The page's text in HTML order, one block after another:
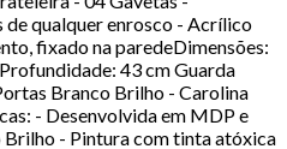
qualquer enrosco - Acrílico
fixado na paredeDimensões:
43 cm Guarda
Branco Brilho - Carolina
- Desenvolvida em MDP e
- Pintura com tinta atóxica